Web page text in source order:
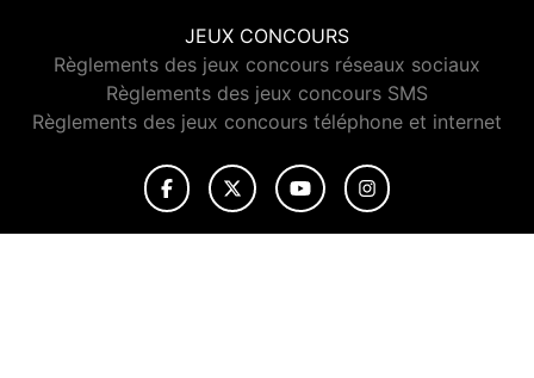
JEUX CONCOURS
Règlements des jeux concours réseaux sociaux
Règlements des jeux concours SMS
Règlements des jeux concours téléphone et internet